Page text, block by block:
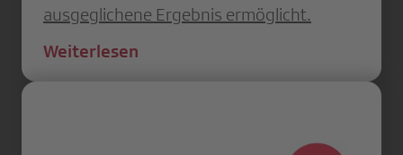
ausgeglichene Ergebnis ermöglicht.
Weiterlesen